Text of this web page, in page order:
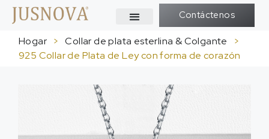
Contáctenos
Hogar > Collar de plata esterlina & Colgante
>
925 Collar de Plata de Ley con forma de corazón